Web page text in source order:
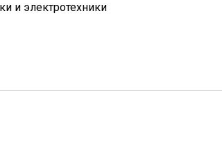
и электротехники